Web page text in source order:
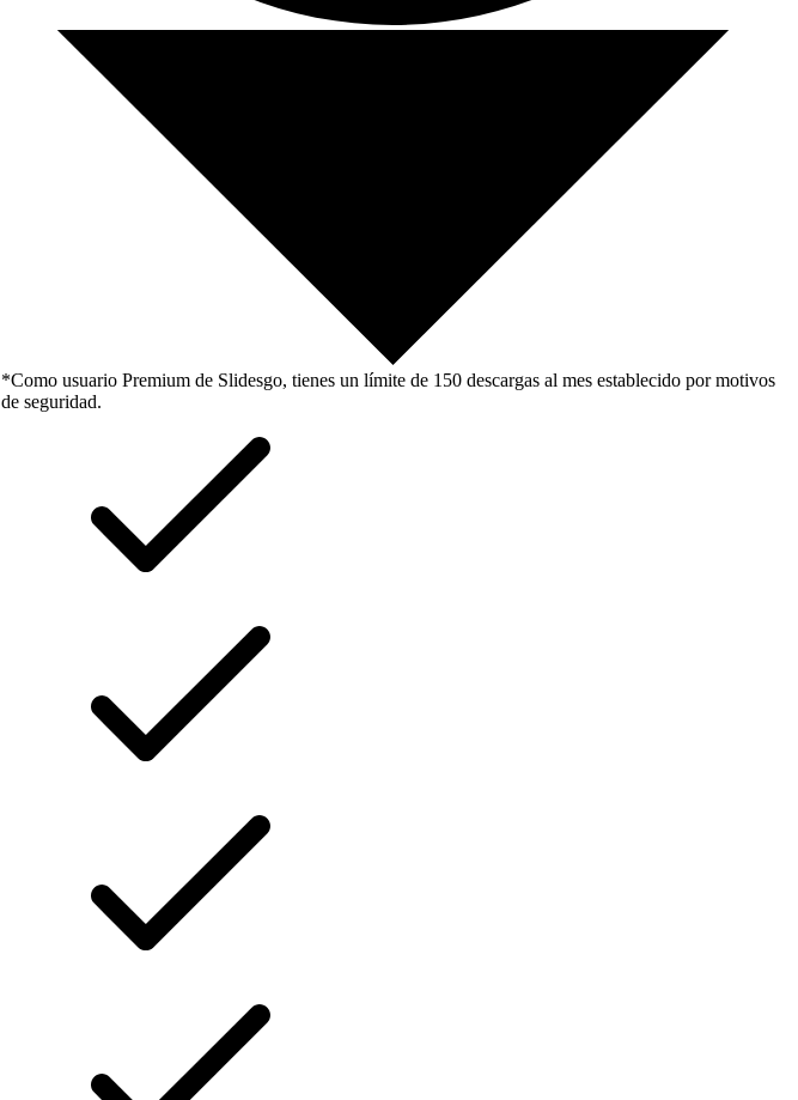
*Como usuario Premium de Slidesgo, tienes un límite de 150 descargas al mes establecido por motivos
de seguridad.